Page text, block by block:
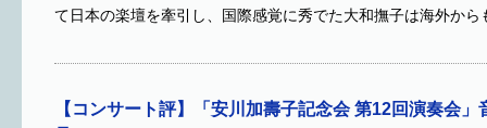
て日本の楽壇を牽引し、国際感覚に秀でた大和撫子は海外か
【コンサート評】「安川加壽子記念会 第12回演奏会